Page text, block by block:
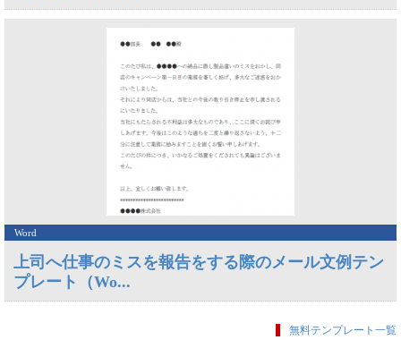
Word
上司へ仕事のミスを報告をする際のメール文例テン
プレート（Wo...
無料テンプレート一覧